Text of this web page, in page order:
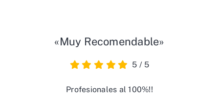
«Muy Recomendable»
5 / 5
Profesionales al 100%!!